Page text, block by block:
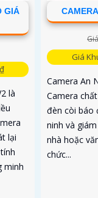
GIÁ
là
lại
minh
Giá
Camera An
Camera
đèn còi báo
ninh và
nhà hoặc
chức...